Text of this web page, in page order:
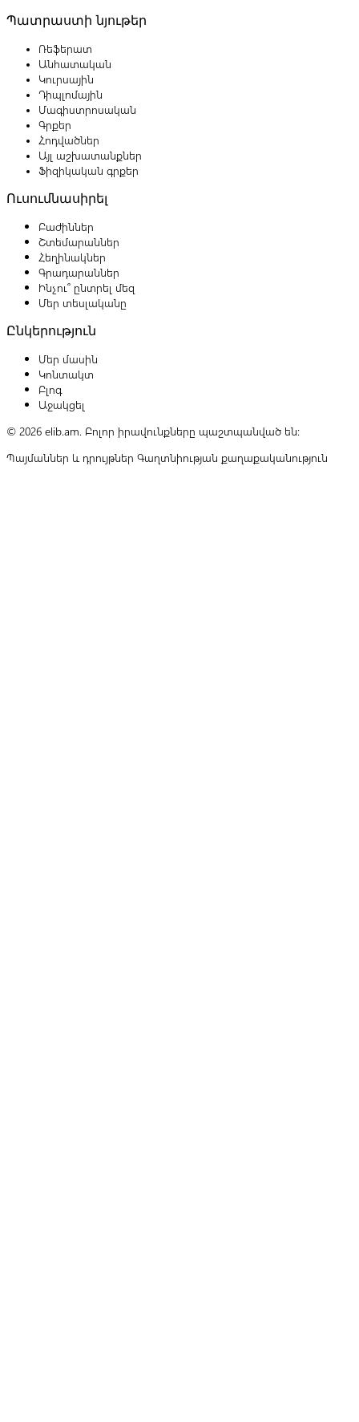
Պատրաստի նյութեր
Ռեֆերատ
Անհատական
Կուրսային
Դիպլոմային
Մագիստրոսական
Գրքեր
Հոդվածներ
Այլ աշխատանքներ
Ֆիզիկական գրքեր
Ուսումնասիրել
Բաժիններ
Շտեմարաններ
Հեղինակներ
Գրադարաններ
Ինչու՞ ընտրել մեզ
Մեր տեսլականը
Ընկերություն
Մեր մասին
Կոնտակտ
Բլոգ
Աջակցել
© 2026 elib.am. Բոլոր իրավունքները պաշտպանված են:
Պայմաններ և դրույթներ Գաղտնիության քաղաքականություն